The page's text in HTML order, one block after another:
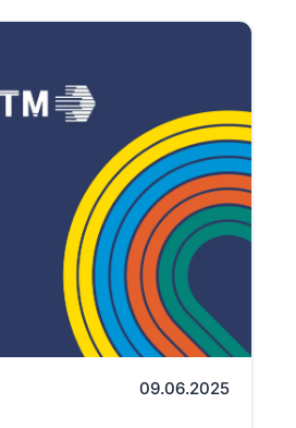
09.06.2025